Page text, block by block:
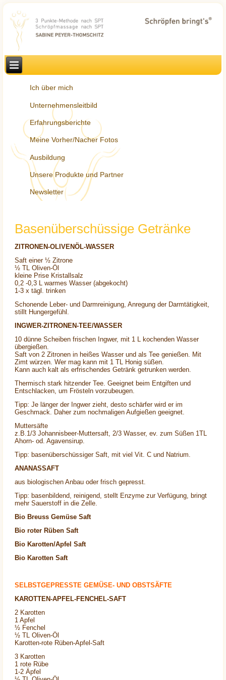
Ich über mich
Unternehmensleitbild
Erfahrungsberichte
Meine Vorher/Nacher Fotos
Ausbildung
Unsere Produkte und Partner
Newsletter
Basenüberschüssige Getränke
ZITRONEN-OLIVENÖL-WASSER
Saft einer ½ Zitrone
½ TL Oliven-Öl
kleine Prise Kristallsalz
0,2 -0,3 L warmes Wasser (abgekocht)
1-3 x tägl. trinken
Schonende Leber- und Darmreinigung, Anregung der Darmtätigkeit,
stillt Hungergefühl.
INGWER-ZITRONEN-TEE/WASSER
10 dünne Scheiben frischen Ingwer, mit 1 L kochenden Wasser
übergießen.
Saft von 2 Zitronen in heißes Wasser und als Tee genießen. Mit
Zimt würzen. Wer mag kann mit 1 TL Honig süßen.
Kann auch kalt als erfrischendes Getränk getrunken werden.
Thermisch stark hitzender Tee. Geeignet beim Entgiften und
Entschlacken, um Frösteln vorzubeugen.
Tipp: Je länger der Ingwer zieht, desto schärfer wird er im
Geschmack. Daher zum nochmaligen Aufgießen geeignet.
Muttersäfte
z.B.1/3 Johannisbeer-Muttersaft, 2/3 Wasser, ev. zum Süßen 1TL
Ahorn- od. Agavensirup.
Tipp: basenüberschüssiger Saft, mit viel Vit. C und Natrium.
ANANASSAFT
aus biologischen Anbau oder frisch gepresst.
Tipp: basenbildend, reinigend, stellt Enzyme zur Verfügung, bringt
mehr Sauerstoff in die Zelle.
Bio Breuss Gemüse Saft
Bio roter Rüben Saft
Bio Karotten/Apfel Saft
Bio Karotten Saft
SELBSTGEPRESSTE GEMÜSE- UND OBSTSÄFTE
KAROTTEN-APFEL-FENCHEL-SAFT
2 Karotten
1 Apfel
½ Fenchel
½ TL Oliven-Öl
Karotten-rote Rüben-Apfel-Saft
3 Karotten
1 rote Rübe
1-2 Äpfel